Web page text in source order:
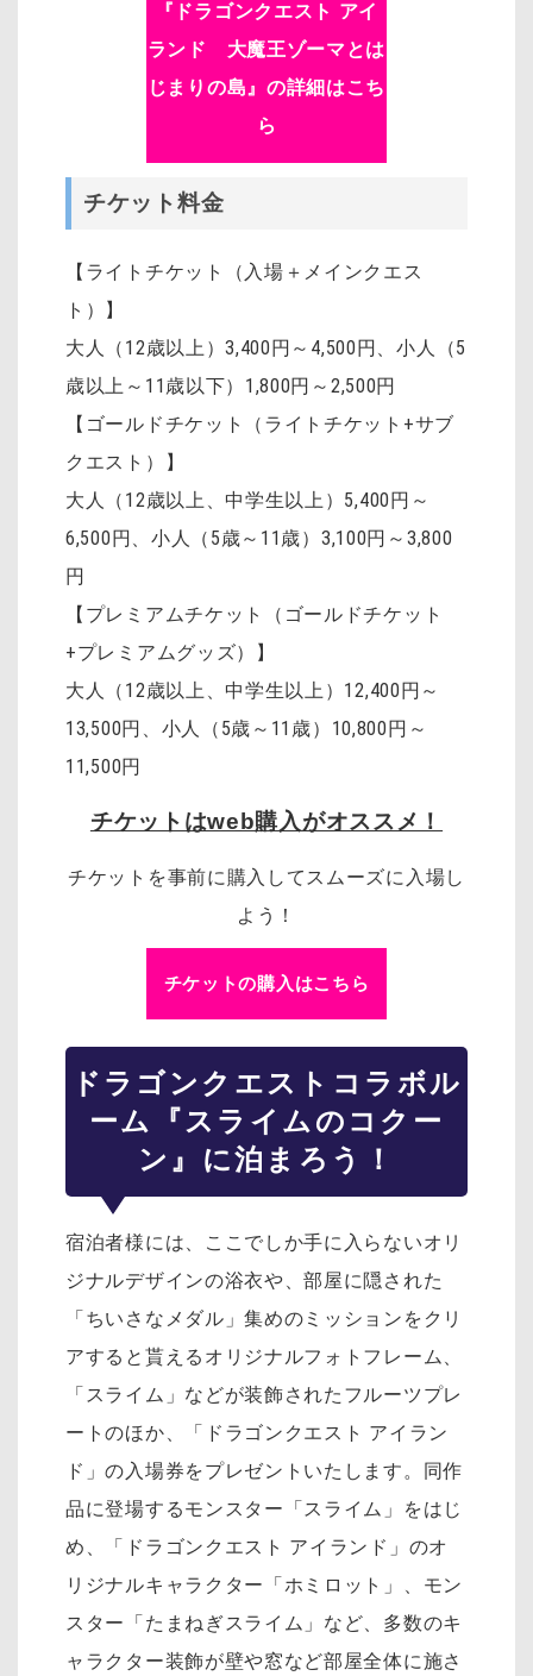
『ドラゴンクエスト アイ
ランド 大魔王ゾーマとは
じまりの島』の詳細はこち
ら
チケット料金
【ライトチケット（入場＋メインクエス
ト）】
大人（12歳以上）3,400円～4,500円 、小人（5
歳以上～11歳以下）1,800円～2,500円
【ゴールドチケット（ライトチケット+サブ
クエスト）】
大人（12歳以上、中学生以上）5,400円～
6,500円、小人（5歳～11歳）3,100円～3,800
円
【プレミアムチケット（ゴールドチケット
+プレミアムグッズ）】
大人（12歳以上、中学生以上）12,400円～
13,500円、小人（5歳～11歳）10,800円～
11,500円
チケットはweb購入がオススメ！
チケットを事前に購入してスムーズに入場し
よう！
チケットの購入はこちら
ドラゴンクエスト コラボル
ーム『スライムのコクー
ン』に泊まろう！
宿泊者様には、ここでしか手に入らないオリ
ジナルデザインの浴衣や、部屋に隠された
「ちいさなメダル」集めのミッションをクリ
アすると貰えるオリジナルフォトフレーム、
「スライム」などが装飾されたフルーツプレ
ートのほか、「ドラゴンクエスト アイラン
ド」の入場券をプレゼントいたします。同作
品に登場するモンスター「スライム」をはじ
め、「ドラゴンクエスト アイランド」のオ
リジナルキャラクター「ホミロット」、モン
スター「たまねぎスライム」など、多数のキ
ャラクター装飾が壁や窓など部屋全体に施さ